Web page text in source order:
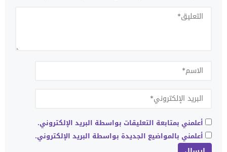
أعلمني بمتابعة التعليقات بواسطة البريد الإلكتروني.
أعلمني بالمواضيع الجديدة بواسطة البريد الإلكتروني.